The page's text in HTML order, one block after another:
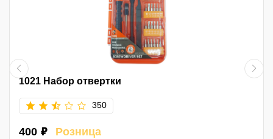
1021 Набор отвертки
350
400 ₽ Розница